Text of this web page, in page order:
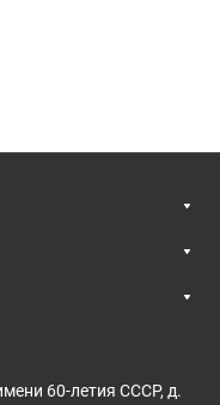
60-летия СССР, д.